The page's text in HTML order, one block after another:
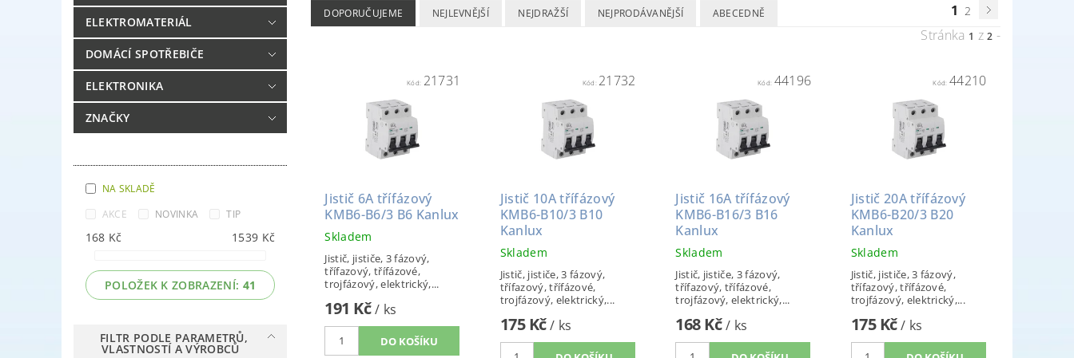
ELEKTROMATERIÁL
DOMÁCÍ SPOTŘEBIČE
ELEKTRONIKA
ZNAČKY
NA SKLADĚ
AKCE
NOVINKA TIP
168 Kč 1539 Kč
POLOŽEK K ZOBRAZENÍ: 41
FILTR PODLE PARAMETRŮ,
VLASTNOSTÍ A VÝROBCŮ
DOPORUČUJEME NEJLEVNĚJŠÍ NEJDRAŽŠÍ NEJPRODÁVANĚJŠÍ ABECEDNĚ 1 2
Stránka 1 z2 -
Kód: 21731
Jistič 6A třífázový
KMB6-B6/3 B6 Kanlux
Skladem
Jistič, jističe, 3 fázový,
třífazový, třífázové,
trojfázový, elektrický,...
191 Kč/ ks
Kód: 21732
Jistič 10A třífázový
KMB6-B10/3 B10
Kanlux
Skladem
Jistič, jističe, 3 fázový,
třífazový, třífázové,
trojfázový, elektrický,...
175 Kč/ ks
Kód: 44196
Jistič 16A třífázový
KMB6-B16/3 B16
Kanlux
Skladem
Jistič, jističe, 3 fázový,
třífazový, třífázové,
trojfázový, elektrický,...
168 Kč/ ks
Kód:44210
Jistič 20A třífázový
KMB6-B20/3 B20
Kanlux
Skladem
Jistič, jističe, 3 fázový,
třífazový, třífázové,
trojfázový, elektrický,...
175 Kč/ ks